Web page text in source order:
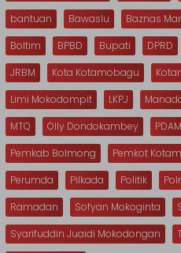
bantuan
Bawaslu Baznas
Boltim
BPBD Bupati DPRD
JRBM
Kota Kotamobagu
Limi Mokodompit
LKPJ
MTQ
Olly Dondokambey PDAM
Pemkab Bolmong
Pemkot
Perumda
Pilkada Politik
Ramadan
Sofyan Mokoginta
Syarifuddin Juaidi Mokodongan